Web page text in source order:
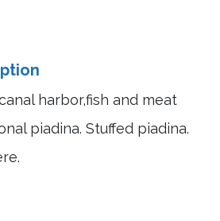
harbor,fish and meat
piadina. Stuffed piadina.